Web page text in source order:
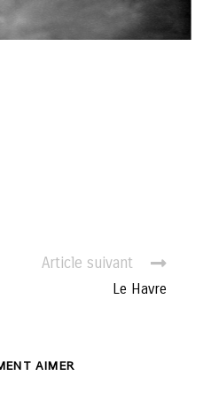
Article suivant
Le Havre
AIMER